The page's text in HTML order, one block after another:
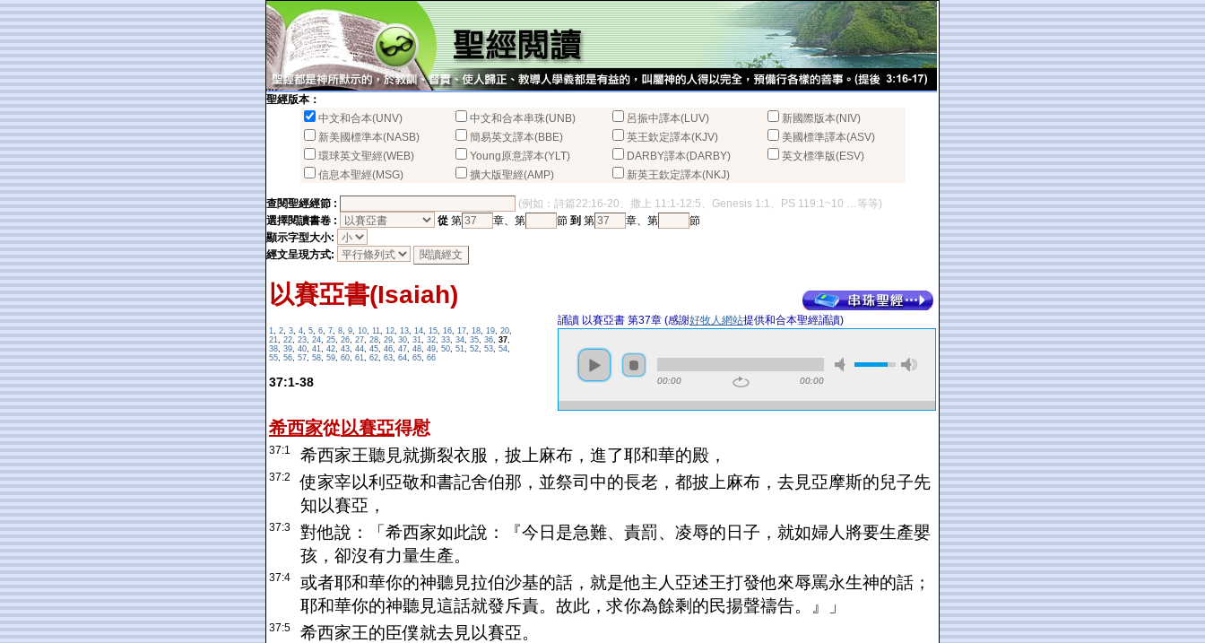
聖經版本：
中文和合本(UNV)
中文和合本串珠(UNB) 呂振中譯本(LUV)
新國際版本(NIV)
新美國標準本(NASB)
簡易英文譯本(BBE) 英王欽定譯本(KJV)
美國標準譯本(ASV)
環球英文聖經(WEB)
Young原意譯本(YLT) DARBY譯本(DARBY)
英文標準版(ESV)
信息本聖經(MSG)
擴大版聖經(AMP) 新英王欽定譯本(NKJ)
查閱聖經經節 :
(例如：詩篇22:16-20、撒上 11:1-12:5、Genesis 1:1、PS 119:1~10 …等等)
選擇閱讀書卷 :
從 第 章、第 節 到 第 章、第
節
顯示字型大小:
經文呈現方式:
以賽亞書(Isaiah)
1, 2, 3, 4, 5, 6, 7, 8, 9, 10, 11, 12, 13, 14, 15, 16, 17, 18, 19, 20,
21, 22, 23, 24, 25, 26, 27, 28, 29, 30, 31, 32, 33, 34, 35, 36, 37,
38, 39, 40, 41, 42, 43, 44, 45, 46, 47, 48, 49, 50, 51, 52, 53, 54,
55, 56, 57, 58, 59, 60, 61, 62, 63, 64, 65, 66
37:1-38
誦讀 以賽亞書 第37章 (感謝好牧人網站提供和合本聖經誦讀)
00:00 00:00
希西家從 以賽亞得慰
37:1 希西家王聽見就撕裂衣服，披上麻布，進了耶和華的殿，
37:2
使家宰以利亞敬和書記舍伯那，並祭司中的長老，都披上麻布，去見亞摩斯的兒子先
知以賽亞，
37:3
對他說：「希西家如此說：『今日是急難、責罰、凌辱的日子，就如婦人將要生產嬰
孩，卻沒有力量生產。
37:4
或者耶和華你的神聽見拉伯沙基的話，就是他主人亞述王打發他來辱罵永生神的話；
耶和華你的神聽見這話就發斥責。故此，求你為餘剩的民揚聲禱告。』」
37:5 希西家王的臣僕就去見以賽亞。